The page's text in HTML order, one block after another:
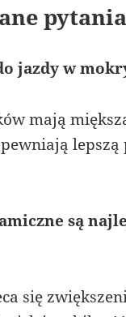
jazdy w
mają
lepszą
są
się